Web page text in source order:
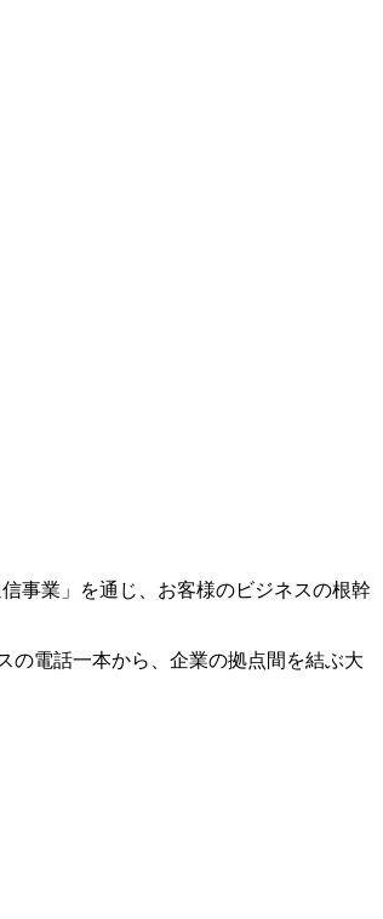
事業」を通じ、お客様のビジネスの根幹
の電話一本から、企業の拠点間を結ぶ大